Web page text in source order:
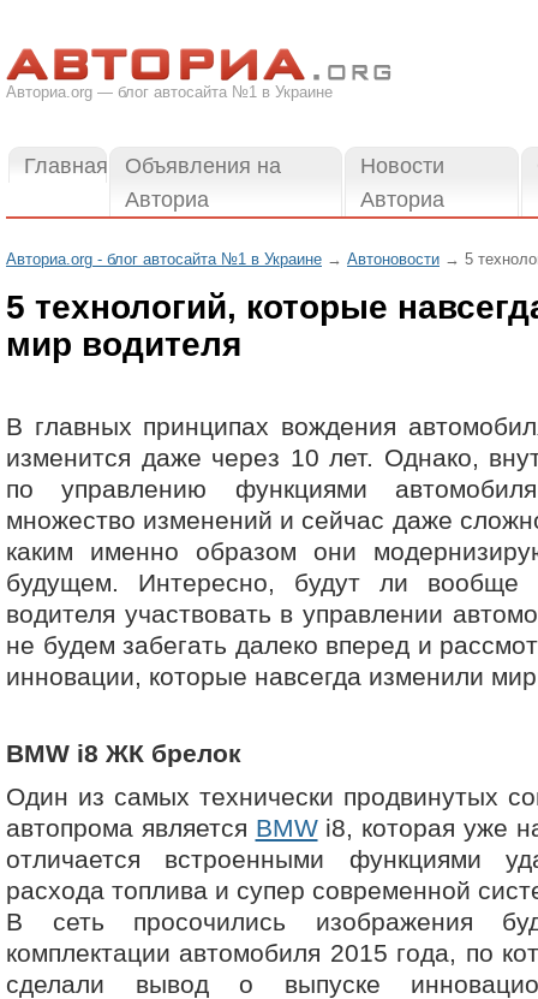
Авториа.org — блог автосайта №1 в Украине
Главная
Объявления на
Авториа
Новости
Авториа
Авториа.org - блог автосайта №1 в Украине → Автоновости → 5
5 технологий, которые
мир водителя
В главных принципах вождения
изменится даже через 10 лет. Однако,
по управлению функциями
множество изменений и сейчас даже
каким именно образом они
будущем. Интересно, будут ли
водителя участвовать в управлении
не будем забегать далеко вперед и
инновации, которые навсегда изменили
BMW i8 ЖК брелок
Один из самых технически продвинутых
автопрома является BMWi8, которая уже
отличается встроенными функциями
расхода топлива и супер современной
В сеть просочились изображения
комплектации автомобиля 2015 года, по
сделали вывод о выпуске